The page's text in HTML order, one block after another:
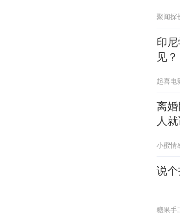
聚闻探
印
见？
起喜电
离
人
小蜜情
说
糖果手